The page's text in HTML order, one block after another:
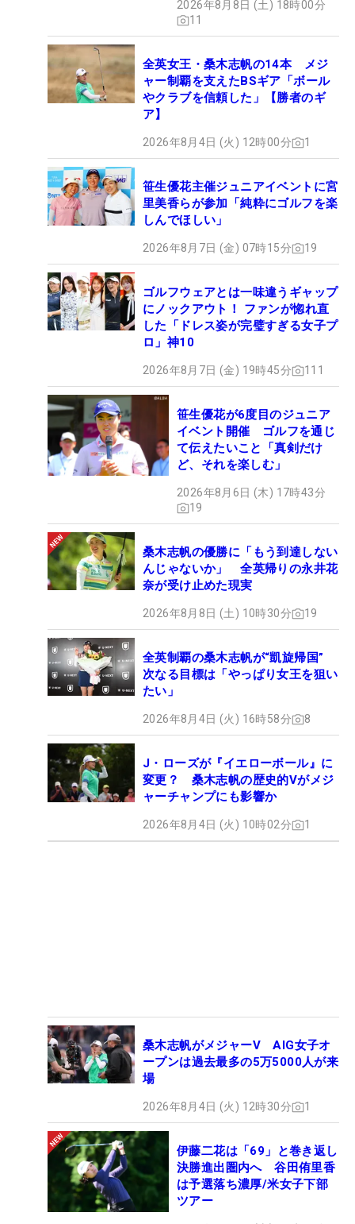
2026年8月8日 (土) 18時00分
11
全英女王・桑木志帆の14本 メジ
ャー制覇を支えたBSギア「ボール
やクラブを信頼した」【勝者のギ
ア】
2026年8月4日 (火) 12時00分 1
笹生優花主催ジュニアイベントに宮
里美香らが参加「純粋にゴルフを楽
しんでほしい」
2026年8月7日 (金) 07時15分 19
ゴルフウェアとは一味違うギャップ
にノックアウト！ ファンが惚れ直
した「ドレス姿が完璧すぎる女子プ
ロ」神10
2026年8月7日 (金) 19時45分 111
笹生優花が6度目のジュニア
イベント開催 ゴルフを通じ
て伝えたいこと「真剣だけ
ど、それを楽しむ」
2026年8月6日 (木) 17時43分
19
桑木志帆の優勝に「もう到達しない
んじゃないか」 全英帰りの永井花
奈が受け止めた現実
2026年8月8日 (土) 10時30分 19
全英制覇の桑木志帆が“凱旋帰国”
次なる目標は「やっぱり女王を狙い
たい」
2026年8月4日 (火) 16時58分 8
J・ローズが『イエローボール』に
変更？ 桑木志帆の歴史的Vがメジ
ャーチャンプにも影響か
2026年8月4日 (火) 10時02分 1
桑木志帆がメジャーV AIG女子オ
ープンは過去最多の5万5000人が来
場
2026年8月4日 (火) 12時30分 1
伊藤二花は「69」と巻き返し
決勝進出圏内へ 谷田侑里香
は予選落ち濃厚/米女子下部
ツアー